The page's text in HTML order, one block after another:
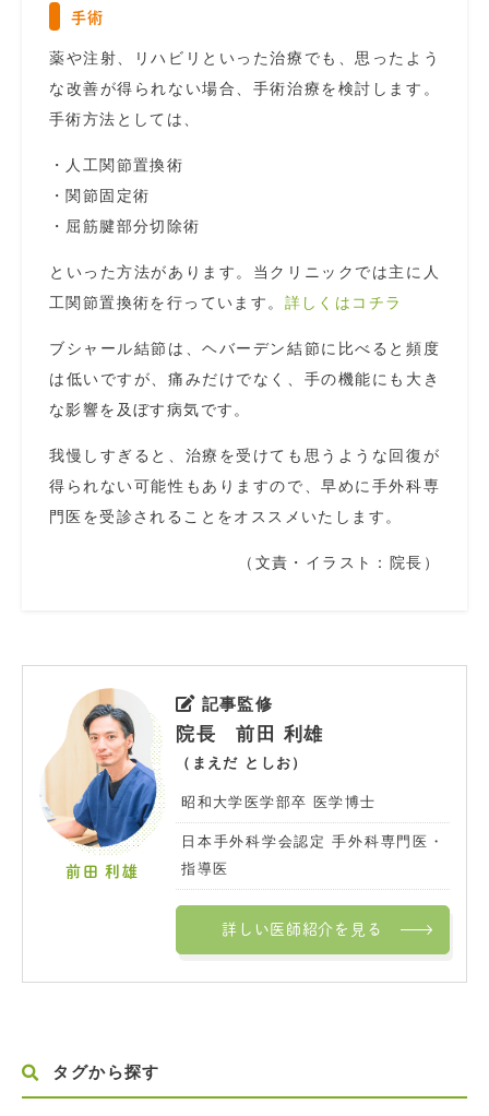
手術
薬や注射、リハビリといった治療でも、思ったよう
な改善が得られない場合、手術治療を検討します。
手術方法としては、
・人工関節置換術
・関節固定術
・屈筋腱部分切除術
といった方法があります。当クリニックでは主に人
工関節置換術を行っています。 詳しくはコチラ
ブシャール結節は、ヘバーデン結節に比べると頻度
は低いですが、痛みだけでなく、手の機能にも大き
な影響を及ぼす病気です。
我慢しすぎると、治療を受けても思うような回復が
得られない可能性もありますので、早めに手外科専
門医を受診されることをオススメいたします。
（文責・イラスト：院長）
前田 利雄
記事監修
院長 前田 利雄
（まえだ としお）
昭和大学医学部卒 医学博士
日本手外科学会認定 手外科専門医・
指導医
詳しい医師紹介を見る
タグから探す